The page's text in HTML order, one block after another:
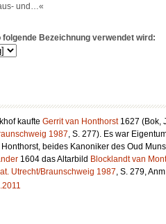
und…«
folgende Bezeichnung verwendet wird:
kaufte Gerrit van Honthorst1627 (Bok,
1987, S. 277). Es war
beides Kanoniker des Oud
1604 das Altarbild Blocklandt van
Utrecht/Braunschweig 1987, S. 279,